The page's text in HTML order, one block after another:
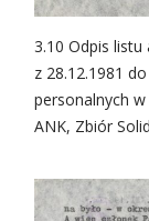
3.10 Odpis listu
z 28.12.1981
personalnych w
ANK, Zbiór